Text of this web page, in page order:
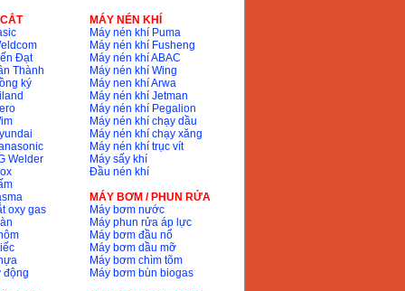
Đạt
Thành
ký
Welder
oxy gas
động
MÁY NÉN KHÍ
Máy nén khí Puma
Máy nén khí Fusheng
Máy nén khí ABAC
Máy nén khí Wing
Máy nen khí Arwa
Máy nén khí Jetman
Máy nén khí Pegalion
Máy nén khí chạy dầu
Máy nén khí chạy xăng
Máy nén khí trục vít
Máy sấy khí
Đầu nén khí
MÁY BƠM / PHUN RỬA
Máy bơm nước
Máy phun rửa áp lực
Máy bơm đầu nổ
Máy bơm dầu mỡ
Máy bơm chìm tõm
Máy bơm bùn biogas